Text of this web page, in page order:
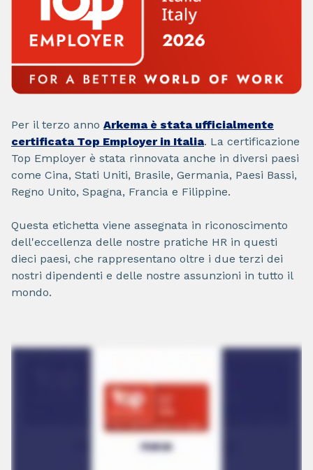
Per il terzo anno Arkema è stata ufficialmente
certificata Top Employer in Italia. La certificazione
Top Employer è stata rinnovata anche in diversi paesi
come Cina, Stati Uniti, Brasile, Germania, Paesi Bassi,
Regno Unito, Spagna, Francia e Filippine.
Questa etichetta viene assegnata in riconoscimento
dell'eccellenza delle nostre pratiche HR in questi
dieci paesi, che rappresentano oltre i due terzi dei
nostri dipendenti e delle nostre assunzioni in tutto il
mondo.